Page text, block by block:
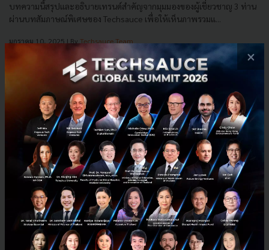
บทความนี้สรุปและอธิบายเทรนด์สำคัญจากมุมมองของผู้เชี่ยวชาญ 3 ท่าน
ผ่านบทสัมภาษณ์พิเศษของ Techsauce เพื่อให้เห็นภาพรวมแ...
มกราคม 10, 2025| ByTechsauce Team
technology
×